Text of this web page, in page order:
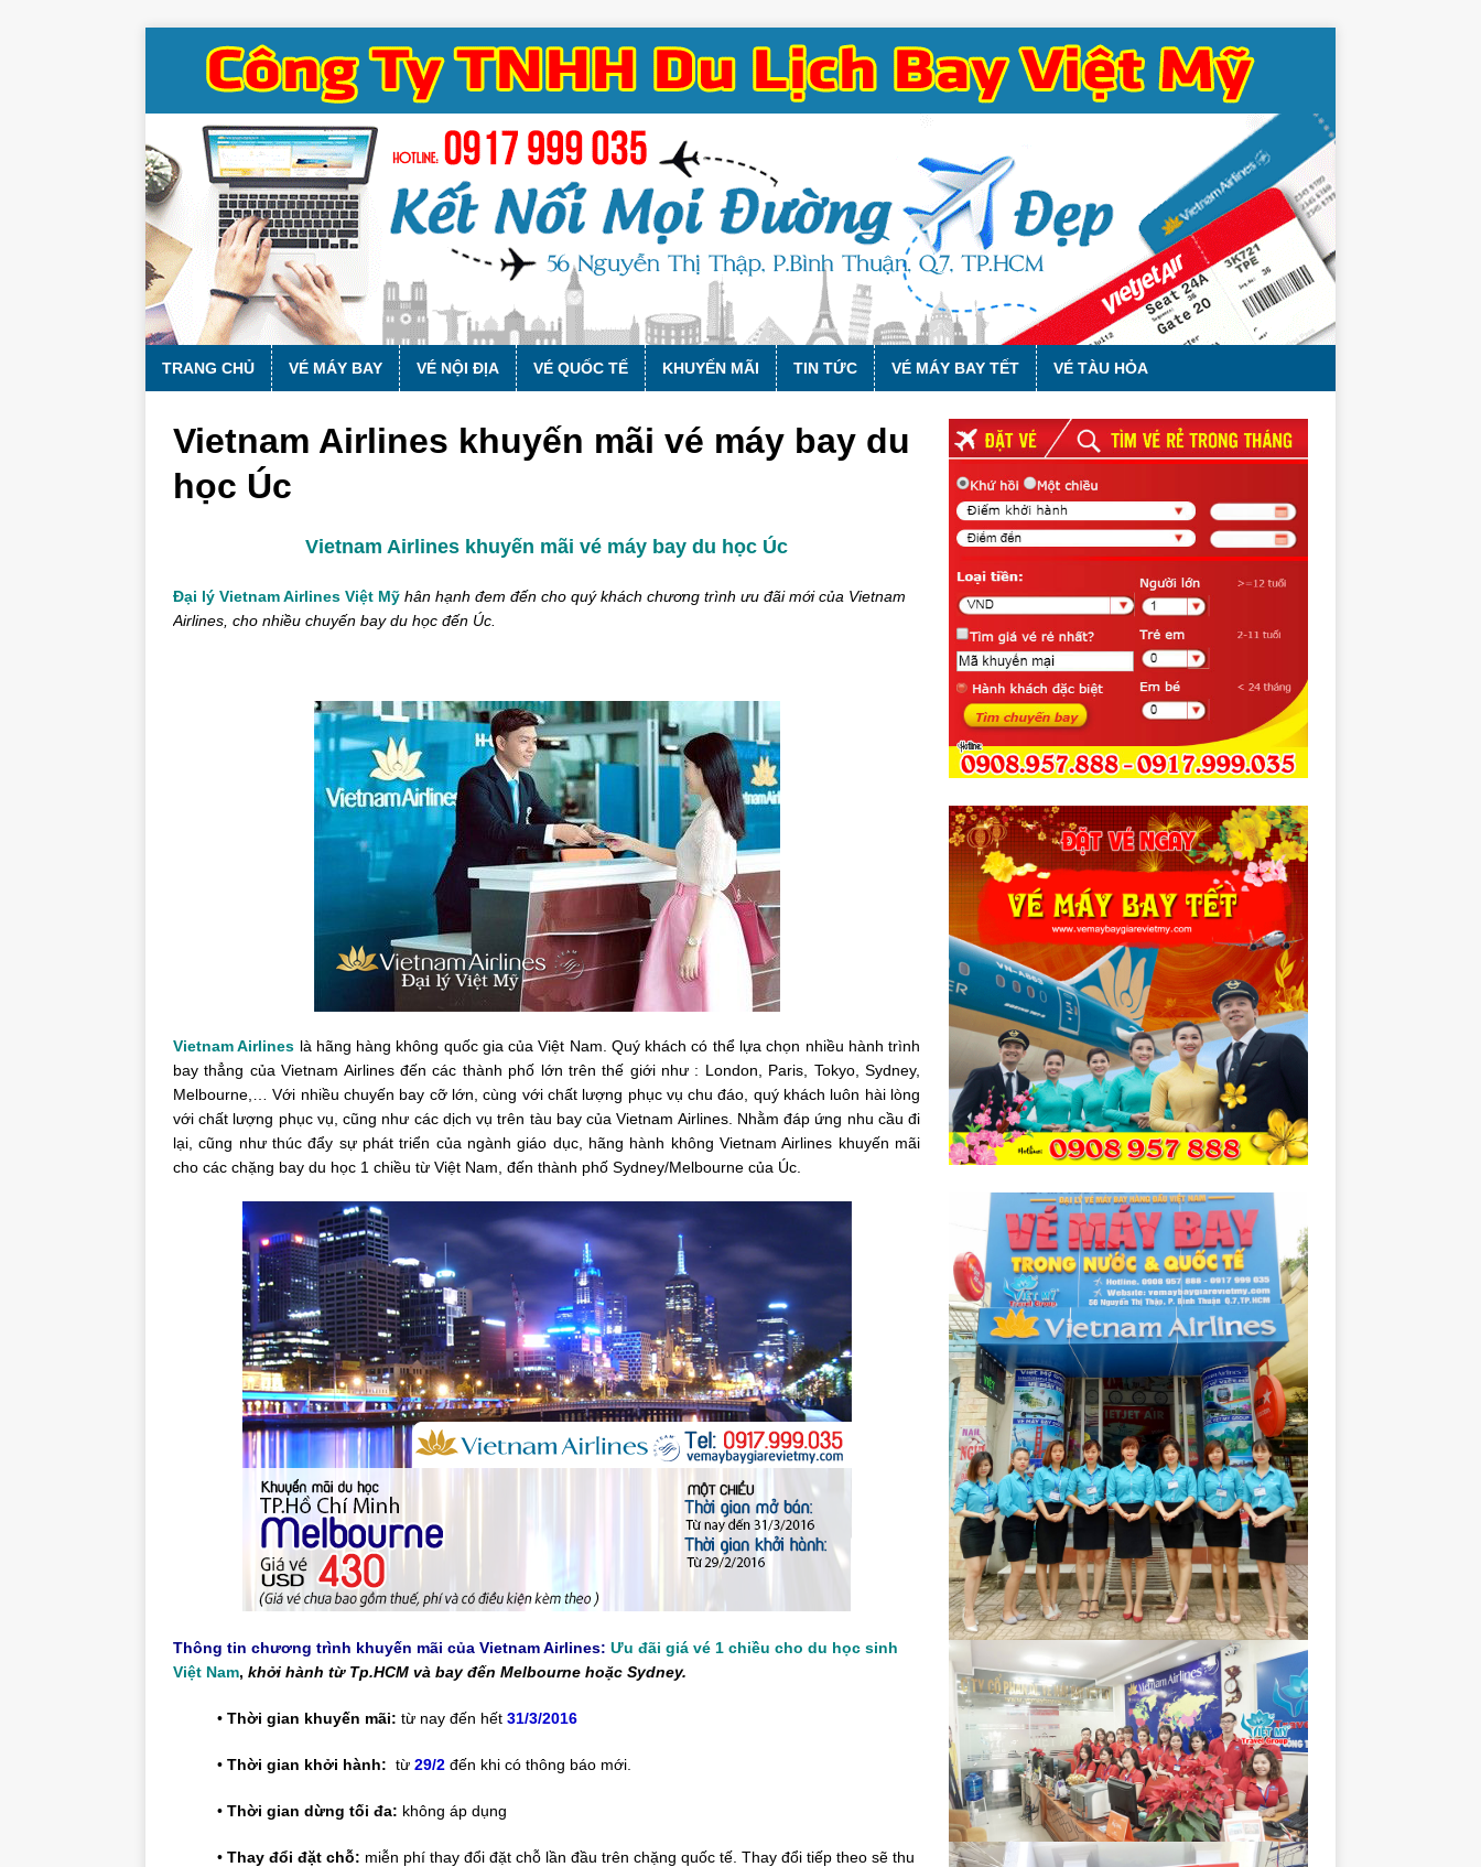
TRANG CHỦ VÉ MÁY BAY VÉ NỘI ĐỊA VÉ QUỐC TẾ KHUYẾN MÃI TIN TỨC VÉ MÁY BAY TẾT VÉ TÀU HỎA
Vietnam Airlines khuyến mãi vé máy bay du
học Úc
Vietnam Airlines khuyến mãi vé máy bay du học Úc
Đại lý Vietnam Airlines Việt Mỹ hân hạnh đem đến cho quý khách chương trình ưu đãi mới của Vietnam
Airlines, cho nhiều chuyến bay du học đến Úc.
Vietnam Airlines là hãng hàng không quốc gia của Việt Nam. Quý khách có thể lựa chọn nhiều hành trình
bay thẳng của Vietnam Airlines đến các thành phố lớn trên thế giới như : London, Paris, Tokyo, Sydney,
Melbourne,… Với nhiều chuyến bay cỡ lớn, cùng với chất lượng phục vụ chu đáo, quý khách luôn hài lòng
với chất lượng phục vụ, cũng như các dịch vụ trên tàu bay của Vietnam Airlines. Nhằm đáp ứng nhu cầu đi
lại, cũng như thúc đẩy sự phát triển của ngành giáo dục, hãng hành không Vietnam Airlines khuyến mãi
cho các chặng bay du học 1 chiều từ Việt Nam, đến thành phố Sydney/Melbourne của Úc.
Thông tin chương trình khuyến mãi của Vietnam Airlines: Ưu đãi giá vé 1 chiều cho du học sinh
Việt Nam, khởi hành từ Tp.HCM và bay đến Melbourne hoặc Sydney.
• Thời gian khuyến mãi: từ nay đến hết 31/3/2016
• Thời gian khởi hành: từ 29/2 đến khi có thông báo mới.
• Thời gian dừng tối đa: không áp dụng
• Thay đổi đặt chỗ: miễn phí thay đổi đặt chỗ lần đầu trên chặng quốc tế. Thay đổi tiếp theo sẽ thu